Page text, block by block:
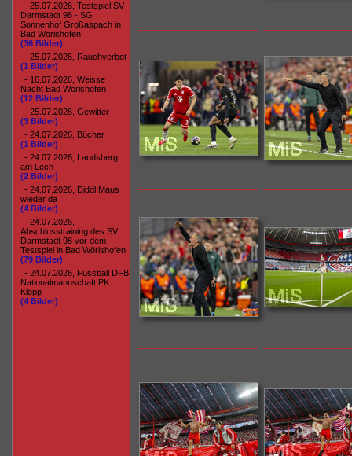
- 25.07.2026, Testspiel SV
Darmstadt 98 - SG
Sonnenhof Großaspach in
Bad Wörishofen
(36 Bilder)
- 25.07.2026, Rauchverbot
(1 Bilder)
- 16.07.2026, Weisse
Nacht Bad Wörishofen
(12 Bilder)
- 25.07.2026, Gewitter
(3 Bilder)
- 24.07.2026, Bücher
(1 Bilder)
- 24.07.2026, Landsberg
am Lech
(2 Bilder)
- 24.07.2026, Diddl Maus
wieder da
(4 Bilder)
- 24.07.2026,
Abschlusstraining des SV
Darmstadt 98 vor dem
Testspiel in Bad Wörishofen
(79 Bilder)
- 24.07.2026, Fussball DFB
Nationalmannschaft PK
Klopp
(4 Bilder)